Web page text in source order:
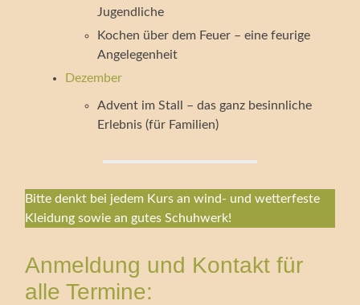
Jugendliche
Kochen über dem Feuer – eine feurige
Angelegenheit
Dezember
Advent im Stall – das ganz besinnliche
Erlebnis (für Familien)
Bitte denkt bei jedem Kurs an wind- und wetterfeste
Kleidung sowie an gutes Schuhwerk!
Anmeldung und Kontakt für
alle Termine: